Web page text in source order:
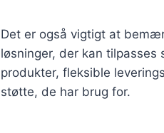
Det er også vigtigt at
løsninger, der kan
produkter, fleksible
støtte, de har brug for.